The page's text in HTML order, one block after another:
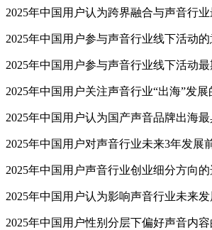
2025年中国用户认为跨界融合与声音行
2025年中国用户参与声音行业线下活动的
2025年中国用户参与声音行业线下活动
2025年中国用户关注声音行业“出海”发展
2025年中国用户认为国产声音品牌出海
2025年中国用户对声音行业未来3年发展
2025年中国用户声音行业创业细分方向的
2025年中国用户认为影响声音行业未来
2025年中国用户性别分层下偏好声音内